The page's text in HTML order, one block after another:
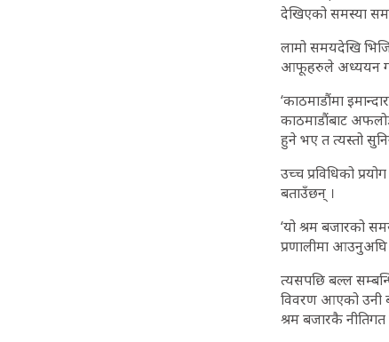
देखिएको समस्या
लामो समयदेखि
आफूहरुले अध्ययन
‘काठमाडौंमा
काठमाडौंबाट
हुने भए त त्यस्तो
उच्च प्रविधिको
बताउँछन् ।
‘यो श्रम बजारको
प्रणालीमा
त्यसपछि बल्ल
विवरण आएको उनी
श्रम बजारकै नीतिगत